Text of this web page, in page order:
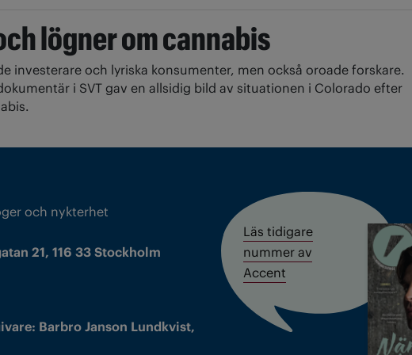
lögner om cannabis
investerare och lyriska konsumenter, men också oroade forskare.
i SVT gav en allsidig bild av situationen i Colorado efter
och nykterhet
21, 116 33 Stockholm
Barbro Janson Lundkvist,
Läs tidigare
nummer av
Accent